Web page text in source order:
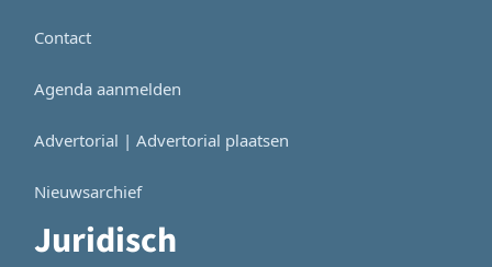
Contact
Agenda aanmelden
Advertorial | Advertorial plaatsen
Nieuwsarchief
Juridisch